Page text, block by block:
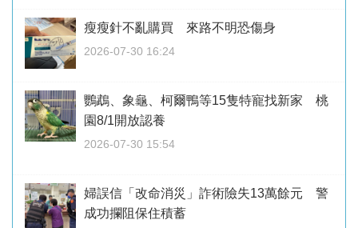
瘦瘦針不亂購買 來路不明恐傷身
2026-07-30 16:24
鸚鵡、象龜、柯爾鴨等15隻特寵找新家 桃
園8/1開放認養
2026-07-30 15:54
婦誤信「改命消災」詐術險失13萬餘元 警
成功攔阻保住積蓄